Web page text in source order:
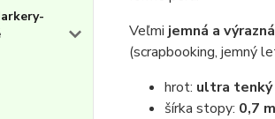
Veľmi jemná a
(scrapbooking, jemný
hrot: ultra tenký
šírka stopy: 0,7